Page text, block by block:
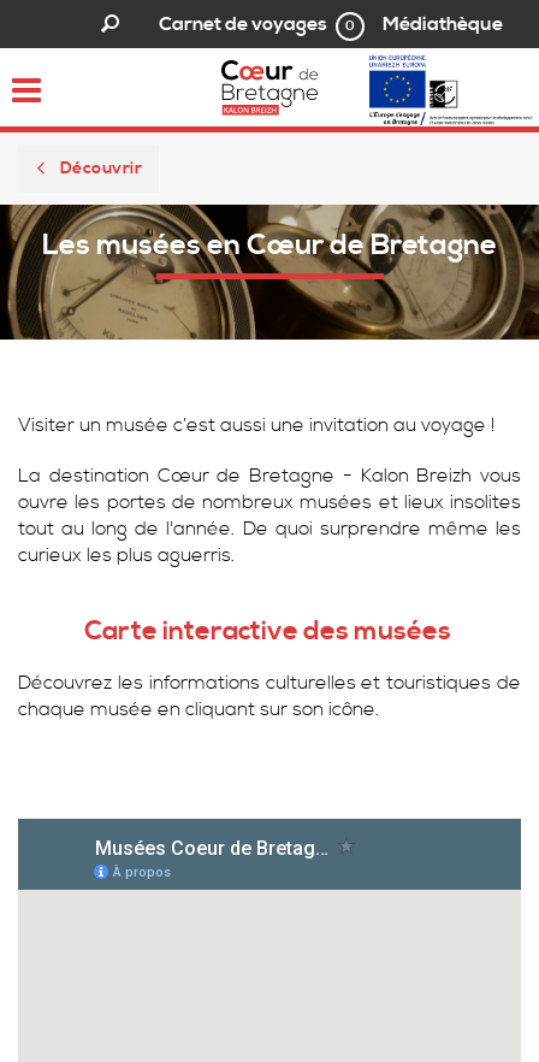
Carnet de voyages 0 Médiathèque
Toggle
Découvrir
Les musées en Cœur de Bretagne
Visiter un musée c’est aussi une invitation au voyage !
La destination Cœur de Bretagne - Kalon Breizh vous
ouvre les portes de nombreux musées et lieux insolites
tout au long de l'année. De quoi surprendre même les
curieux les plus aguerris.
Carte interactive des musées
Découvrez les informations culturelles et touristiques de
chaque musée en cliquant sur son icône.